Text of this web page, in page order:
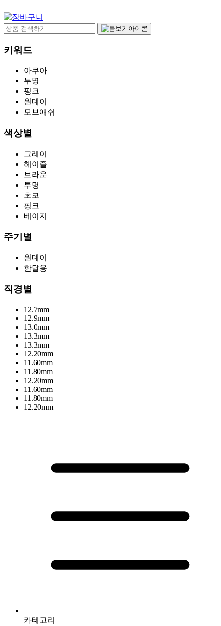
키워드
아쿠아
투명
핑크
원데이
모브애쉬
색상별
그레이
헤이즐
브라운
투명
초코
핑크
베이지
주기별
원데이
한달용
직경별
12.7mm
12.9mm
13.0mm
13.3mm
13.3mm
12.20mm
11.60mm
11.80mm
12.20mm
11.60mm
11.80mm
12.20mm
카테고리